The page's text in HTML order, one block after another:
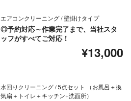
エアコンクリーニング / 壁掛けタイプ
◎予約対応～作業完了まで、当社スタ
ッフがすべてご対応！
¥13,000
水回りクリーニング / 5点セット （お風呂＋換
気扇＋トイレ＋キッチン+洗面所）